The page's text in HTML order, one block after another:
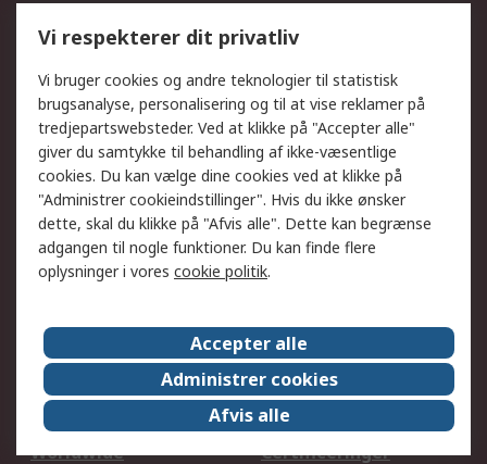
DesignSpark
Teknisk Support
Dit lokale salgsteam
Eksportløsninger
Support
Få hjælp
Returnering
Levering
Spor min ordre
Fakturakopi
Betalingsmuligheder
Fordele med Mit RS
Okdo
Om RS
Salgsbetingelser
Det juridiske
Pressecenter
Job hos RS
ESG
Worldwide
Certificeringer
Vi respekterer dit privatliv
Vi bruger cookies og andre teknologier til statistisk
brugsanalyse, personalisering og til at vise reklamer på
tredjepartswebsteder. Ved at klikke på "Accepter alle"
giver du samtykke til behandling af ikke-væsentlige
cookies. Du kan vælge dine cookies ved at klikke på
"Administrer cookieindstillinger". Hvis du ikke ønsker
dette, skal du klikke på "Afvis alle". Dette kan begrænse
adgangen til nogle funktioner. Du kan finde flere
oplysninger i vores cookie politik.
Accepter alle
Administrer cookies
Afvis alle